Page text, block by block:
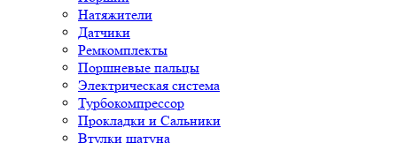
Натяжители
Датчики
Ремкомплекты
Поршневые пальцы
Электрическая система
Турбокомпрессор
Прокладки и Сальники
Втулки шатуна